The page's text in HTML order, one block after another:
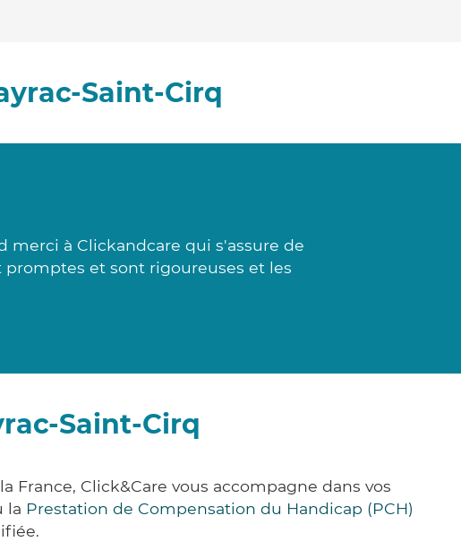
Saint-Cirq
merci à Clickandcare qui s'assure de
et sont rigoureuses et les
Saint-Cirq
Click&Care vous accompagne dans vos
la Prestation de Compensation du Handicap (PCH)